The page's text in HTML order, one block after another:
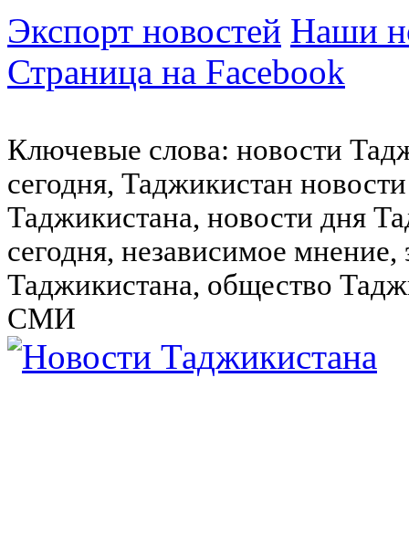
Экспорт новостей Наши
Страница на Facebook
Ключевые слова: новости
сегодня, Таджикистан
Таджикистана, новости дня
сегодня, независимое
Таджикистана, общество
СМИ